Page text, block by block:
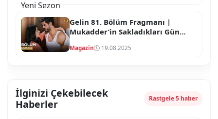
Gelin 81. Bölüm Fragmanı |
Mukadder’in Sakladıkları Gün
Hesaplaşma!
Magazin 19.08.2025
İlginizi Çekebilecek
Haberler
Rastgele 5 haber